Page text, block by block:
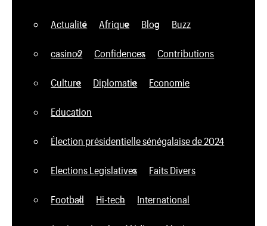
Actualité Afrique Blog Buzz
casino2 Confidences Contributions
Culture Diplomatie Economie
Education
Élection présidentielle sénégalaise de 2024
Elections Legislatives Faits Divers
Football Hi-tech International